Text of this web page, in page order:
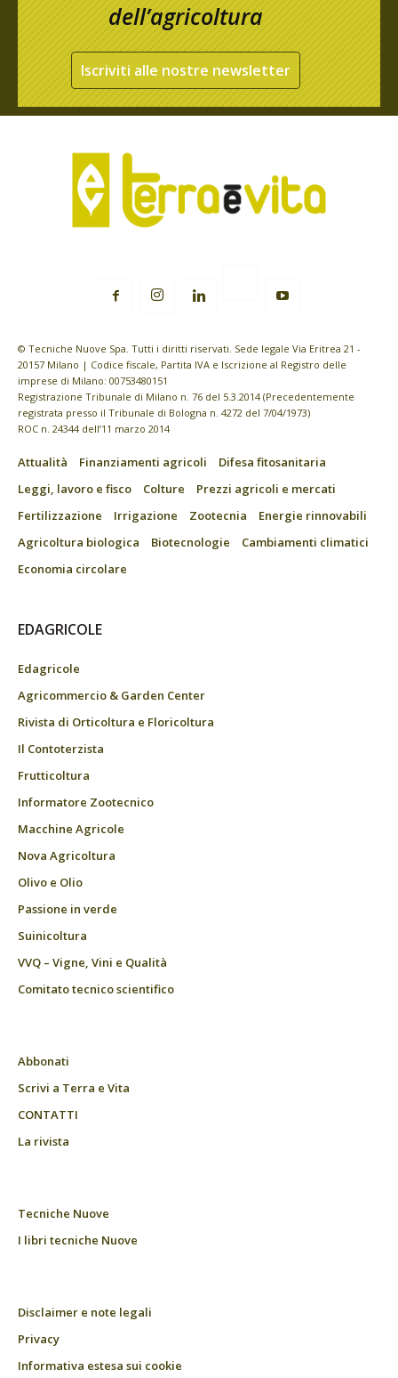
dell’agricoltura
Iscriviti alle nostre newsletter
© Tecniche Nuove Spa. Tutti i diritti riservati. Sede legale Via Eritrea 21 -
20157 Milano | Codice fiscale, Partita IVA e Iscrizione al Registro delle
imprese di Milano: 00753480151
Registrazione Tribunale di Milano n. 76 del 5.3.2014 (Precedentemente
registrata presso il Tribunale di Bologna n. 4272 del 7/04/1973)
ROC n. 24344 dell’11 marzo 2014
Attualità Finanziamenti agricoli
Difesa fitosanitaria
Leggi, lavoro e fisco
Colture
Prezzi agricoli e mercati
Fertilizzazione
Irrigazione Zootecnia
Energie rinnovabili
Agricoltura biologica
Biotecnologie
Cambiamenti climatici
Economia circolare
EDAGRICOLE
Edagricole
Agricommercio & Garden Center
Rivista di Orticoltura e Floricoltura
Il Contoterzista
Frutticoltura
Informatore Zootecnico
Macchine Agricole
Nova Agricoltura
Olivo e Olio
Passione in verde
Suinicoltura
VVQ – Vigne, Vini e Qualità
Comitato tecnico scientifico
Abbonati
Scrivi a Terra e Vita
CONTATTI
La rivista
Tecniche Nuove
I libri tecniche Nuove
Disclaimer e note legali
Privacy
Informativa estesa sui cookie